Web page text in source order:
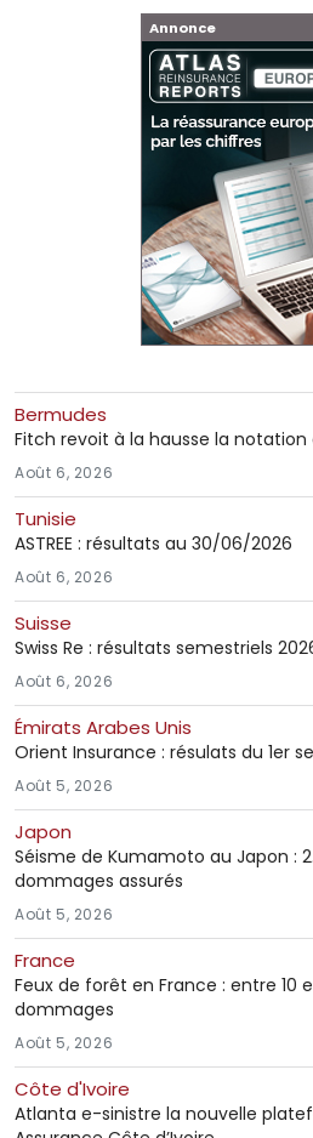
Annonce
Bermudes
Fitch revoit à la hausse la notation
Août 6, 2026
Tunisie
ASTREE : résultats au 30/06/2026
Août 6, 2026
Suisse
Swiss Re : résultats semestriels
Août 6, 2026
Émirats Arabes Unis
Orient Insurance : résulats du 1er
Août 5, 2026
Japon
Séisme de Kumamoto au Japon :
dommages assurés
Août 5, 2026
France
Feux de forêt en France : entre 10
dommages
Août 5, 2026
Côte d'Ivoire
Atlanta e-sinistre la nouvelle